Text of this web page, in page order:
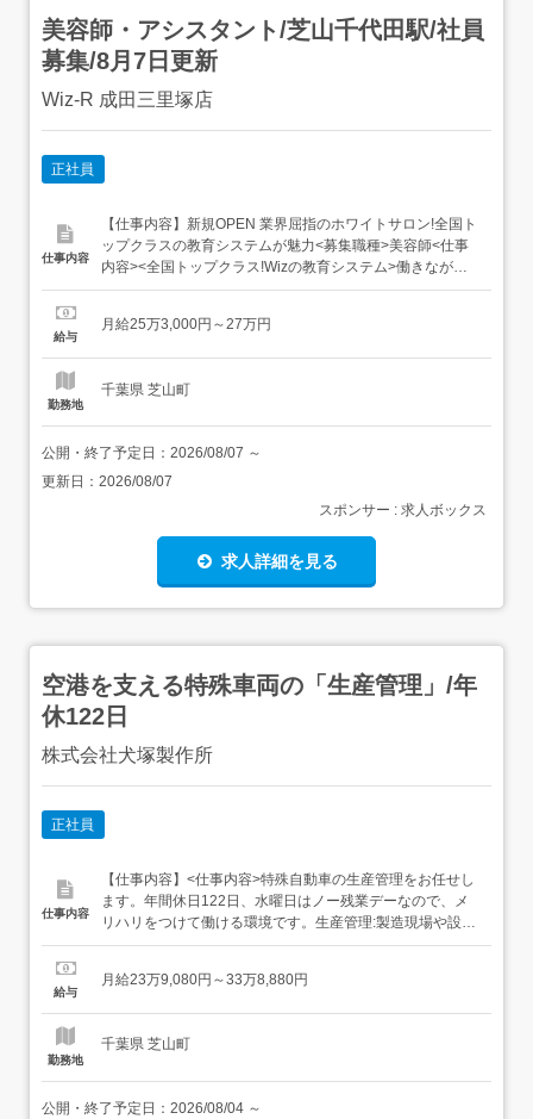
美容師・アシスタント/芝山千代田駅/社員
募集/8月7日更新
Wiz-R 成田三里塚店
正社員
仕事内容
【仕事内容】新規OPEN 業界屈指のホワイトサロン!全国ト
ップクラスの教育システムが魅力<募集職種>美容師<仕事
内容><全国トップクラス!Wizの教育システム>働きなが
ら、しっかり成長できる。そんな"理想の美容師ライフ"を
育」に本気!一生使えるオールマイティな技術を身につ
給与
月給25万3,000円～27万円
勤務地
千葉県 芝山町
公開・終了予定日： 2026/08/07 ～
更新日： 2026/08/07
スポンサー : 求人ボックス
求人詳細を見る
空港を支える特殊車両の「生産管理」/年
休122日
株式会社犬塚製作所
正社員
仕事内容
【仕事内容】<仕事内容>特殊自動車の生産管理をお任せし
ます。年間休日122日、水曜日はノー残業デーなので、メ
リハリをつけて働ける環境です。生産管理:製造現場や設
計、営業などの部門と交渉しながらの工程管理と生産調整
もございます。<雇い入れ直後>上記業務 <変更の範囲>会
給与
月給23万9,080円～33万8,880円
勤務地
千葉県 芝山町
公開・終了予定日： 2026/08/04 ～